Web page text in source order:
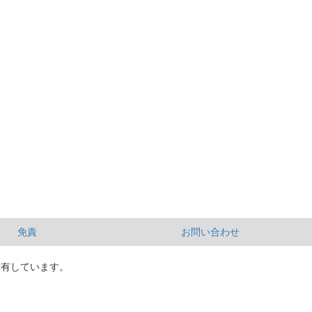
免責 お問い合わせ
しています。